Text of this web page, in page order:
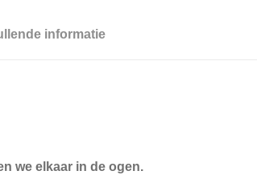
informatie
we elkaar in de ogen.